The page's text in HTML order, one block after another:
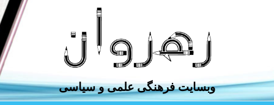
وبسایت فرهنگی ‌علمی و سیاسی